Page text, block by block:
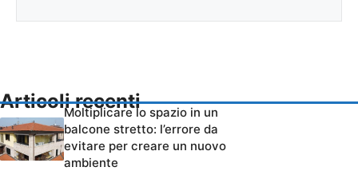
Articoli recenti
Moltiplicare lo spazio in un
balcone stretto: l’errore da
evitare per creare un nuovo
ambiente